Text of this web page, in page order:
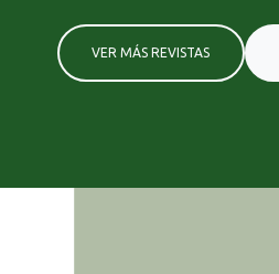
VER MÁS REVISTAS